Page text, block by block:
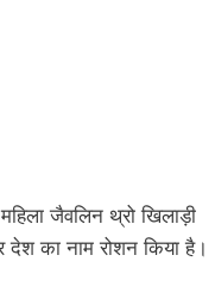
जैवलिन थ्रो खिलाड़ी
देश का नाम रोशन किया है।